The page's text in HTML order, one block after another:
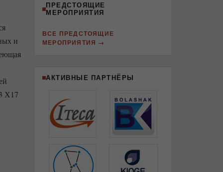
и
Х17
ПРЕДСТОЯЩИЕ
МЕРОПРИЯТИЯ
ВСЕ ПРЕДСТОЯЩИЕ
МЕРОПРИЯТИЯ
АКТИВНЫЕ ПАРТНЁРЫ